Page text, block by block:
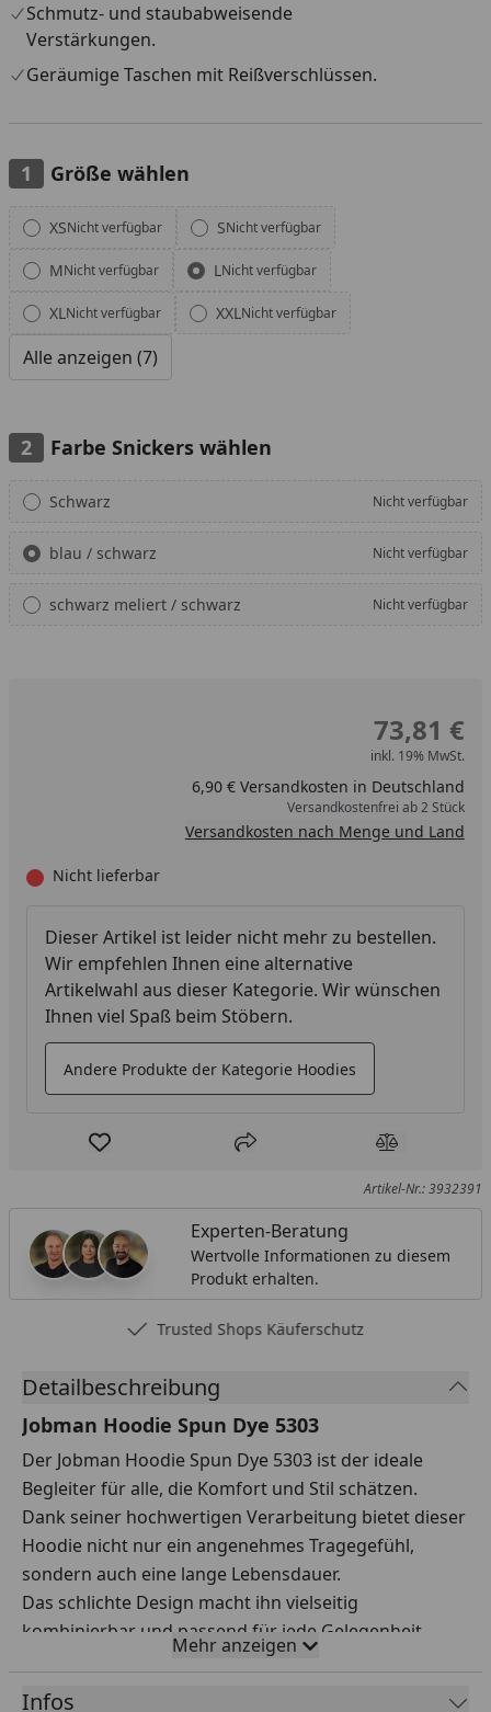
Schmutz- und staubabweisende
Verstärkungen.
Geräumige Taschen mit Reißverschlüssen.
Größe wählen
Alle anzeigen (7)
XSNicht verfügbar SNicht verfügbar
MNicht verfügbar LNicht verfügbar
XLNicht verfügbar XXLNicht verfügbar
Alle anzeigen (7)
Farbe Snickers wählen
Alle anzeigen (3)
Schwarz Nicht verfügbar
blau / schwarz Nicht verfügbar
schwarz meliert / schwarz Nicht verfügbar
73,81 €
inkl. 19% MwSt.
6,90 € Versandkosten in Deutschland
Versandkostenfrei ab 2 Stück
Versandkosten nach Menge und Land
Nicht lieferbar
Dieser Artikel ist leider nicht mehr zu bestellen.
Wir empfehlen Ihnen eine alternative
Artikelwahl aus dieser Kategorie. Wir wünschen
Ihnen viel Spaß beim Stöbern.
Andere Produkte der Kategorie Hoodies
Produkt zur Wunschliste hinzufügen
Teilen Produkt
Artikel-Nr.: 3932391
Experten-Beratung
Wertvolle Informationen zu diesem
Produkt erhalten.
Trusted Shops Käuferschutz
Detailbeschreibung
Jobman Hoodie Spun Dye 5303
Der Jobman Hoodie Spun Dye 5303 ist der ideale
Begleiter für alle, die Komfort und Stil schätzen.
Dank seiner hochwertigen Verarbeitung bietet dieser
Hoodie nicht nur ein angenehmes Tragegefühl,
sondern auch eine lange Lebensdauer.
Das schlichte Design macht ihn vielseitig
kombinierbar und passend für jede Gelegenheit.
Die Kapuze schützt vor Wind und Wetter, während die
Kängurutasche praktischen Stauraum bietet.
Mehr anzeigen
Infos